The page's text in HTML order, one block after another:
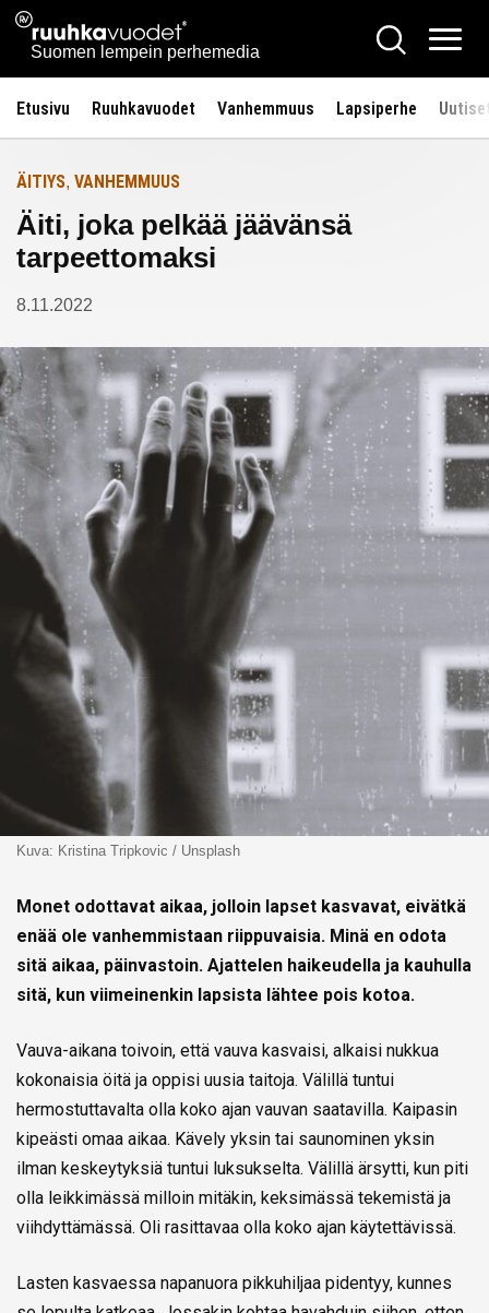
Siirry
sisältöön
Ruuhkavuodet.fi
Suomen lempein perhemedia
Hae
Etusivu Ruuhkavuodet Vanhemmuus Lapsiperhe
Etusivulle
ÄITIYS, VANHEMMUUS
Äiti, joka pelkää jäävänsä
tarpeettomaksi
8.11.2022
Kuva: Kristina Tripkovic / Unsplash
Monet odottavat aikaa, jolloin lapset kasvavat, eivätkä
enää ole vanhemmistaan riippuvaisia. Minä en odota
sitä aikaa, päinvastoin. Ajattelen haikeudella ja kauhulla
sitä, kun viimeinenkin lapsista lähtee pois kotoa.
Vauva-aikana toivoin, että vauva kasvaisi, alkaisi nukkua
kokonaisia öitä ja oppisi uusia taitoja. Välillä tuntui
hermostuttavalta olla koko ajan vauvan saatavilla. Kaipasin
kipeästi omaa aikaa. Kävely yksin tai saunominen yksin
ilman keskeytyksiä tuntui luksukselta. Välillä ärsytti, kun piti
olla leikkimässä milloin mitäkin, keksimässä tekemistä ja
viihdyttämässä. Oli rasittavaa olla koko ajan käytettävissä.
Lasten kasvaessa napanuora pikkuhiljaa pidentyy, kunnes